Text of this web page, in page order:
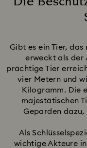
Gibt es ein Tier, das
erweckt als der
prächtige Tier
vier Metern und
Kilogramm. Die
majestätischen
Geparden dazu,
Als
wichtige Akteure